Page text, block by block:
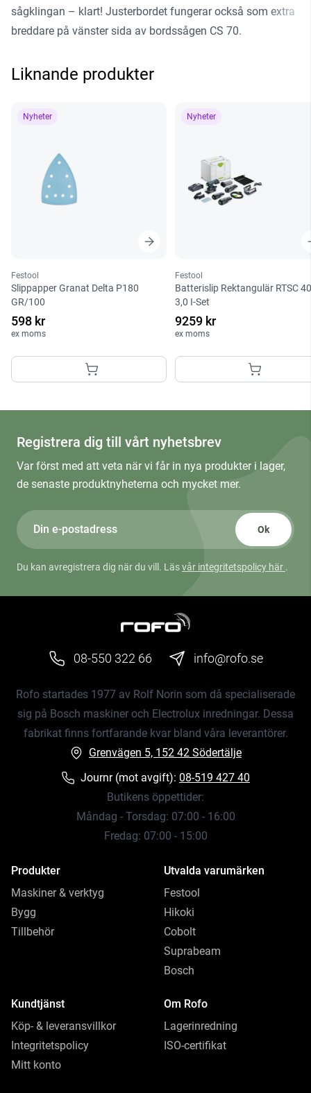
sågklingan – klart! Justerbordet fungerar också som extra
breddare på vänster sida av bordssågen CS 70.
Liknande produkter
Nyheter
Festool
Slippapper Granat Delta P180
GR/100
598 kr
ex moms
Nyheter
Festool
Batterislip Rektangulär RTSC
3,0 I-Set
9259 kr
ex moms
Registrera dig till vårt nyhetsbrev
Var först med att veta när vi får in nya produkter i lager,
de senaste produktnyheterna och mycket mer.
Ok
Du kan avregistrera dig när du vill. Läsvår integritetspolicy här .
08-550 322 66 info@rofo.se
Rofo startades 1977 av Rolf Norin som då specialiserade
sig på Bosch maskiner och Electrolux inredningar. Dessa
fabrikat finns fortfarande kvar bland våra leverantörer.
Grenvägen 5, 152 42 Södertälje
Journr (mot avgift): 08-519 427 40
Butikens öppettider:
Måndag - Torsdag: 07:00 - 16:00
Fredag: 07:00 - 15:00
Produkter
Maskiner & verktyg
Bygg
Tillbehör
Utvalda varumärken
Festool
Hikoki
Cobolt
Suprabeam
Bosch
Kundtjänst
Köp- & leveransvillkor
Integritetspolicy
Mitt konto
Om Rofo
Lagerinredning
ISO-certifikat